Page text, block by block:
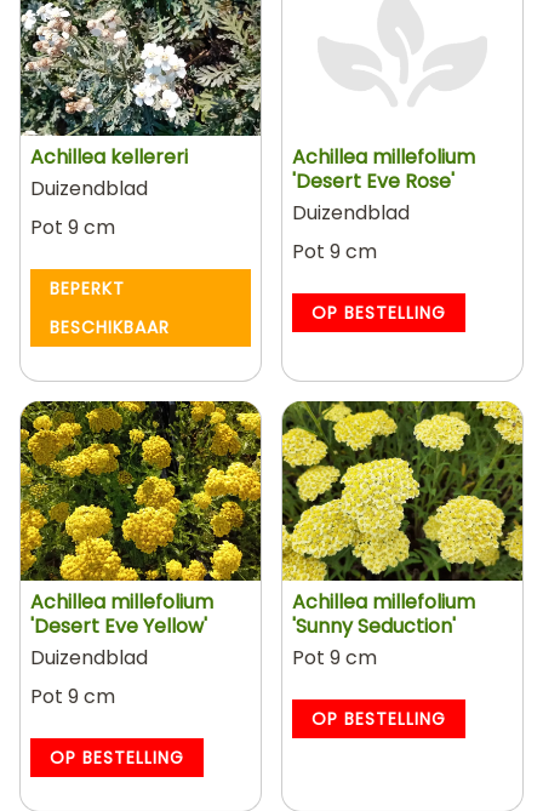
Achillea kellereri
Duizendblad
Pot 9 cm
BEPERKT
BESCHIKBAAR
Achillea millefolium
'Desert Eve Rose'
Duizendblad
Pot 9 cm
OP BESTELLING
Achillea millefolium
'Desert Eve Yellow'
Duizendblad
Pot 9 cm
OP BESTELLING
Achillea millefolium
'Sunny Seduction'
Pot 9 cm
OP BESTELLING